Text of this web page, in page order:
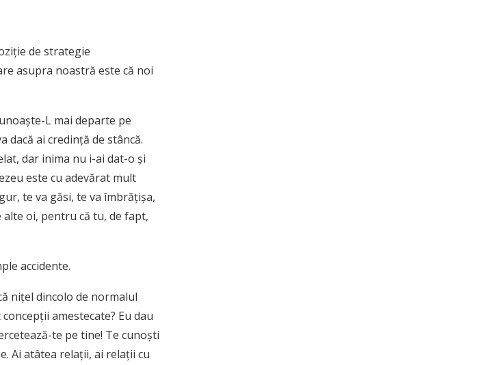
de strategie
asupra noastră este că noi
L mai departe pe
dacă ai credinţă de stâncă.
dar inima nu i-ai dat-o şi
este cu adevărat mult
te va găsi, te va îmbrăţişa,
alte oi, pentru că tu, de fapt,
accidente.
niţel dincolo de normalul
amestecate? Eu dau
te pe tine! Te cunoşti
Ai atâtea relaţii, ai relaţii cu